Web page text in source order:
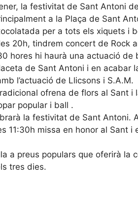
la festivitat de Sant Antoni
a la Plaça de Sant
per a tots els xiquets i
20h, tindrem concert de Rock
hores hi haurà una actuació
de Sant Antoni i en acabar
l’actuació de Llicsons i S.A.M.
ofrena de flors al Sant i
popular i ball .
la festivitat de Sant Antoni.
11:30h missa en honor al Sant
a preus populars que oferirà la
tres dies.